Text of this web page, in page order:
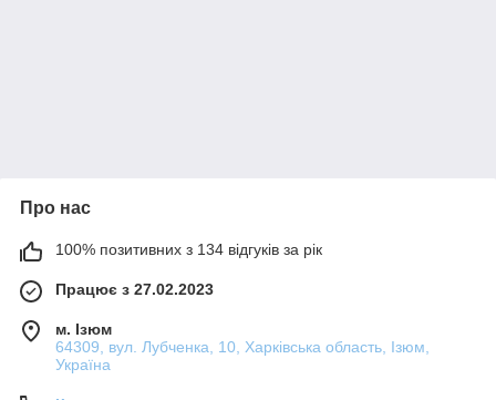
Про нас
100% позитивних з 134 відгуків за рік
Працює з 27.02.2023
м. Ізюм
64309, вул. Лубченка, 10, Харківська область, Ізюм,
Україна